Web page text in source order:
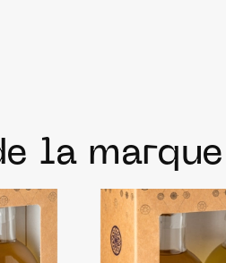
la marque